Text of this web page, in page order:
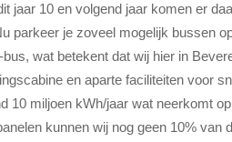
jaar 10 en volgend jaar komen er
parkeer je zoveel mogelijk bussen
wat betekent dat wij hier in
en aparte faciliteiten voor
10 miljoen kWh/jaar wat neerkomt
kunnen wij nog geen 10% van